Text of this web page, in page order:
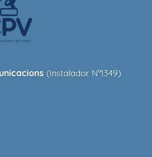
(Instalador Nº1349)